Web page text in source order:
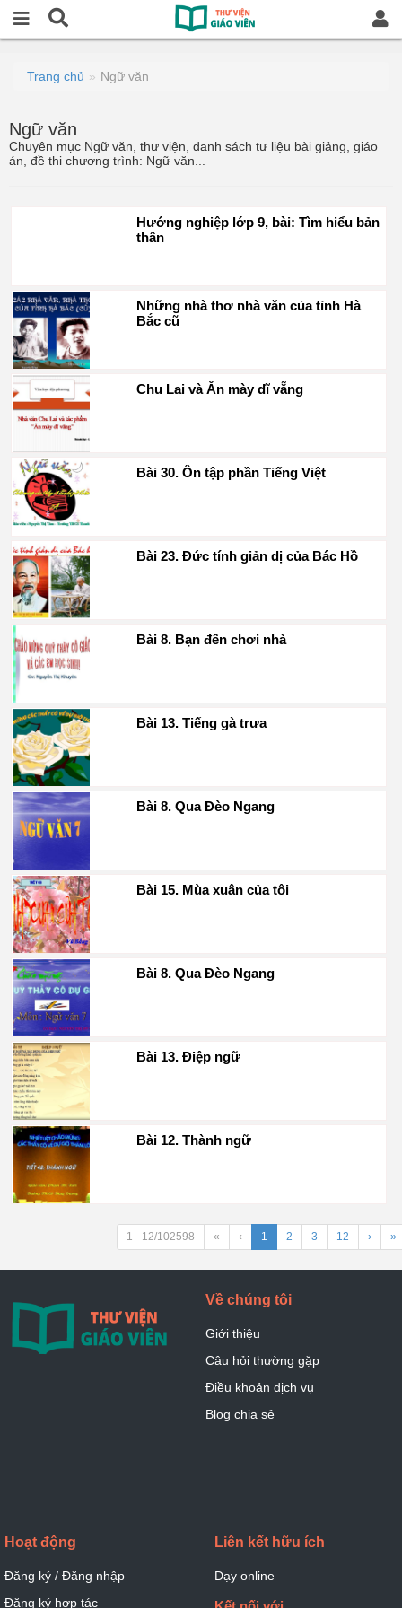
Trang chủ Ngữ văn
Ngữ văn
Chuyên mục Ngữ văn, thư viện, danh sách tư liệu bài giảng, giáo
án, đề thi chương trình: Ngữ văn...
Hướng nghiệp lớp 9, bài: Tìm hiểu bản
thân
Những nhà thơ nhà văn của tỉnh Hà
Bắc cũ
Chu Lai và Ăn mày dĩ vẵng
Bài 30. Ôn tập phần Tiếng Việt
Bài 23. Đức tính giản dị của Bác Hồ
Bài 8. Bạn đến chơi nhà
Bài 13. Tiếng gà trưa
Bài 8. Qua Đèo Ngang
Bài 15. Mùa xuân của tôi
Bài 8. Qua Đèo Ngang
Bài 13. Điệp ngữ
Bài 12. Thành ngữ
1 - 12/102598 « ‹ 1 2 3 12 › »
Về chúng tôi
Giới thiệu
Câu hỏi thường gặp
Điều khoản dịch vụ
Blog chia sẻ
Hoạt động
Đăng ký / Đăng nhập
Đăng ký hợp tác
Liên kết hữu ích
Dạy online